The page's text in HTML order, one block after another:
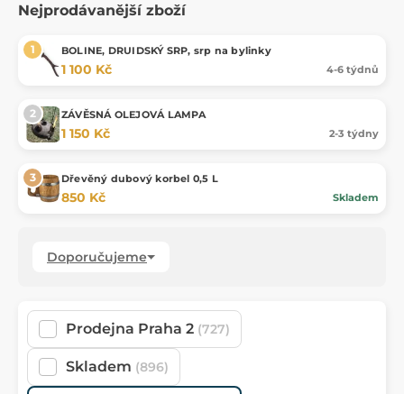
Nejprodávanější zboží
BOLINE, DRUIDSKÝ SRP, srp na bylinky
1 100 Kč 4-6 týdnů
ZÁVĚSNÁ OLEJOVÁ LAMPA
1 150 Kč 2-3 týdny
Dřevěný dubový korbel 0,5 L
850 Kč Skladem
Doporučujeme
Prodejna Praha 2 (727)
Skladem (896)